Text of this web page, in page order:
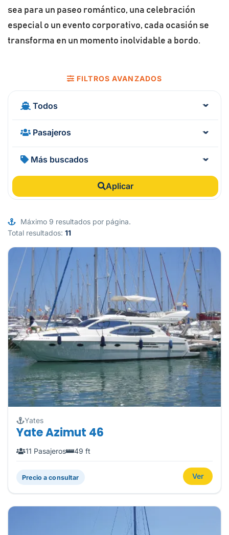
sea para un paseo romántico, una celebración
especial o un evento corporativo, cada ocasión se
transforma en un momento inolvidable a bordo.
FILTROS AVANZADOS
Aplicar
Máximo 9 resultados por página.
Total resultados: 11
Yates
Yate Azimut 46
11 Pasajeros 49 ft
Precio a consultar Ver